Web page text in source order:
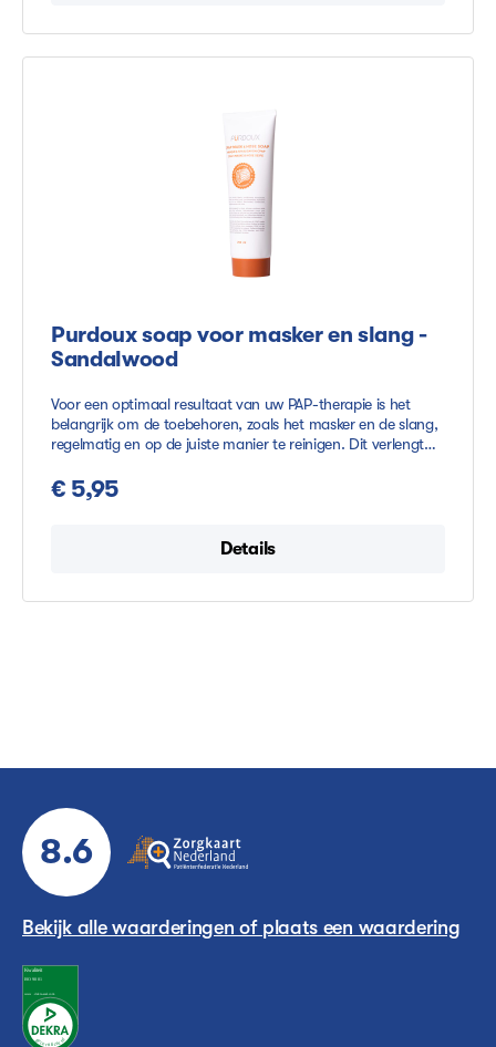
muntzeep heeft een zeer milde geur, welke voornamelijk
neutraliseertDe citrus zeep zorgt voor een frisse geur
Purdoux soap voor masker en slang -
Sandalwood
Voor een optimaal resultaat van uw PAP-therapie is het
belangrijk om de toebehoren, zoals het masker en de slang,
regelmatig en op de juiste manier te reinigen. Dit verlengt
ook bij aan een comfortabele en hygiënische therapie-
ervaring. De Purdoux Sandalwood zeep is speciaal
natuurlijke ingrediënten. Hierdoor is de zeep veilig voor
moisturizers of latex, wat het risico op irritatie of
€ 5,95
Details
8.6
Bekijk alle waarderingen of plaats een waardering